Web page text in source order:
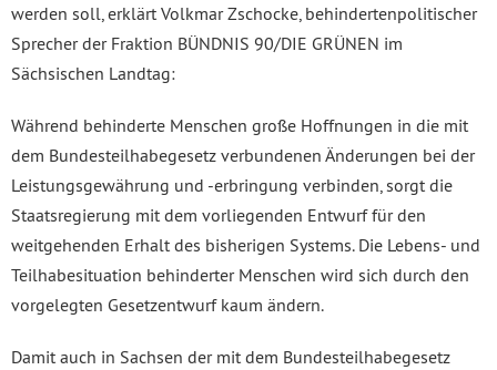
werden soll, erklärt Volkmar Zschocke, behindertenpolitischer
Sprecher der Fraktion BÜNDNIS 90/DIE GRÜNEN im
Sächsischen Landtag:
Während behinderte Menschen große Hoffnungen in die mit
dem Bundesteilhabegesetz verbundenen Änderungen bei der
Leistungsgewährung und -erbringung verbinden, sorgt die
Staatsregierung mit dem vorliegenden Entwurf für den
weitgehenden Erhalt des bisherigen Systems. Die Lebens- und
Teilhabesituation behinderter Menschen wird sich durch den
vorgelegten Gesetzentwurf kaum ändern.
Damit auch in Sachsen der mit dem Bundesteilhabegesetz